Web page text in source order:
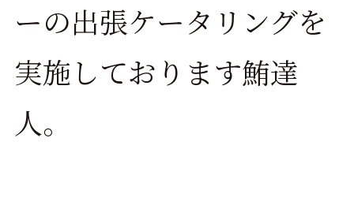
ーの出張ケータリングを
実施しております鮪達
人。